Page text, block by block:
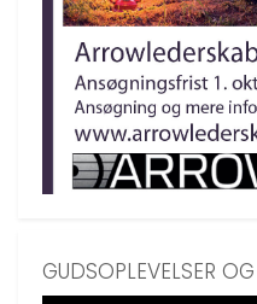
GUDSOPLEVELSER